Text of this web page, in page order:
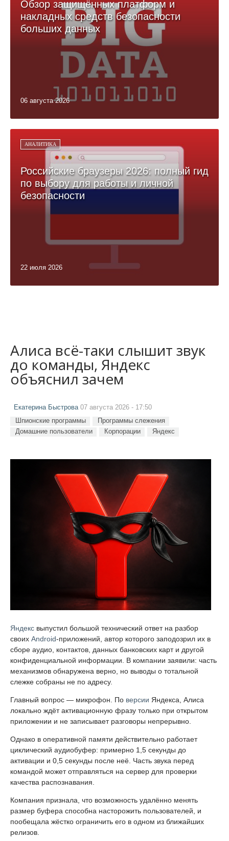
Обзор защищённых платформ и
накладных средств безопасности
больших данных
06 августа 2026
АНАЛИТИКА
Российские браузеры 2026: полный гид
по выбору для работы и личной
безопасности
22 июля 2026
Алиса всё-таки слышит звук
до команды, Яндекс
объяснил зачем
Екатерина Быстрова07 августа 2026 - 17:50
Шпионские программы
Программы слежения
Домашние пользователи
Корпорации Яндекс
Яндекс выпустил большой технический ответ на разбор
своих Android-приложений, автор которого заподозрил их в
сборе аудио, контактов, данных банковских карт и другой
конфиденциальной информации. В компании заявили: часть
механизмов обнаружена верно, но выводы о тотальной
слежке собраны не по адресу.
Главный вопрос — микрофон. По версии Яндекса, Алиса
локально ждёт активационную фразу только при открытом
приложении и не записывает разговоры непрерывно.
Однако в оперативной памяти действительно работает
циклический аудиобуфер: примерно 1,5 секунды до
активации и 0,5 секунды после неё. Часть звука перед
командой может отправляться на сервер для проверки
качества распознавания.
Компания признала, что возможность удалённо менять
размер буфера способна насторожить пользователей, и
пообещала жёстко ограничить его в одном из ближайших
релизов.